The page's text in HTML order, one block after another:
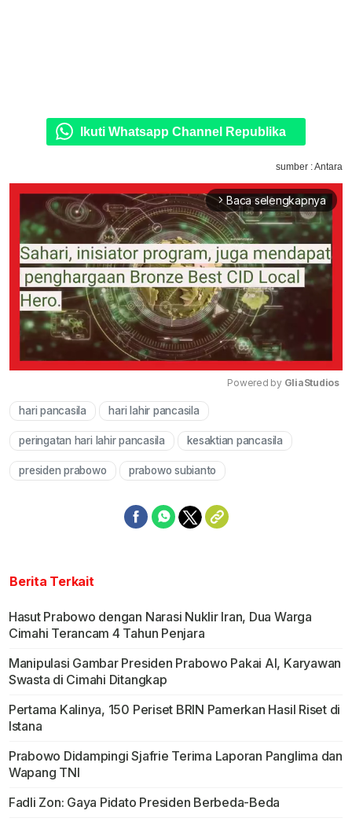
Ikuti Whatsapp Channel Republika
sumber : Antara
arrow_forward_ios Baca selengkapnya
Powered by GliaStudios
hari pancasila hari lahir pancasila
peringatan hari lahir pancasila kesaktian pancasila
presiden prabowo prabowo subianto
Berita Terkait
Hasut Prabowo dengan Narasi Nuklir Iran, Dua Warga
Cimahi Terancam 4 Tahun Penjara
Manipulasi Gambar Presiden Prabowo Pakai AI, Karyawan
Swasta di Cimahi Ditangkap
Pertama Kalinya, 150 Periset BRIN Pamerkan Hasil Riset di
Istana
Prabowo Didampingi Sjafrie Terima Laporan Panglima dan
Wapang TNI
Fadli Zon: Gaya Pidato Presiden Berbeda-Beda